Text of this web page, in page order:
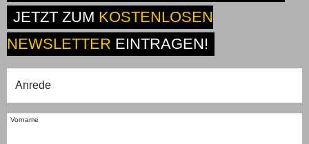
JETZT ZUM KOSTENLOSEN
NEWSLETTER EINTRAGEN!
Vorname